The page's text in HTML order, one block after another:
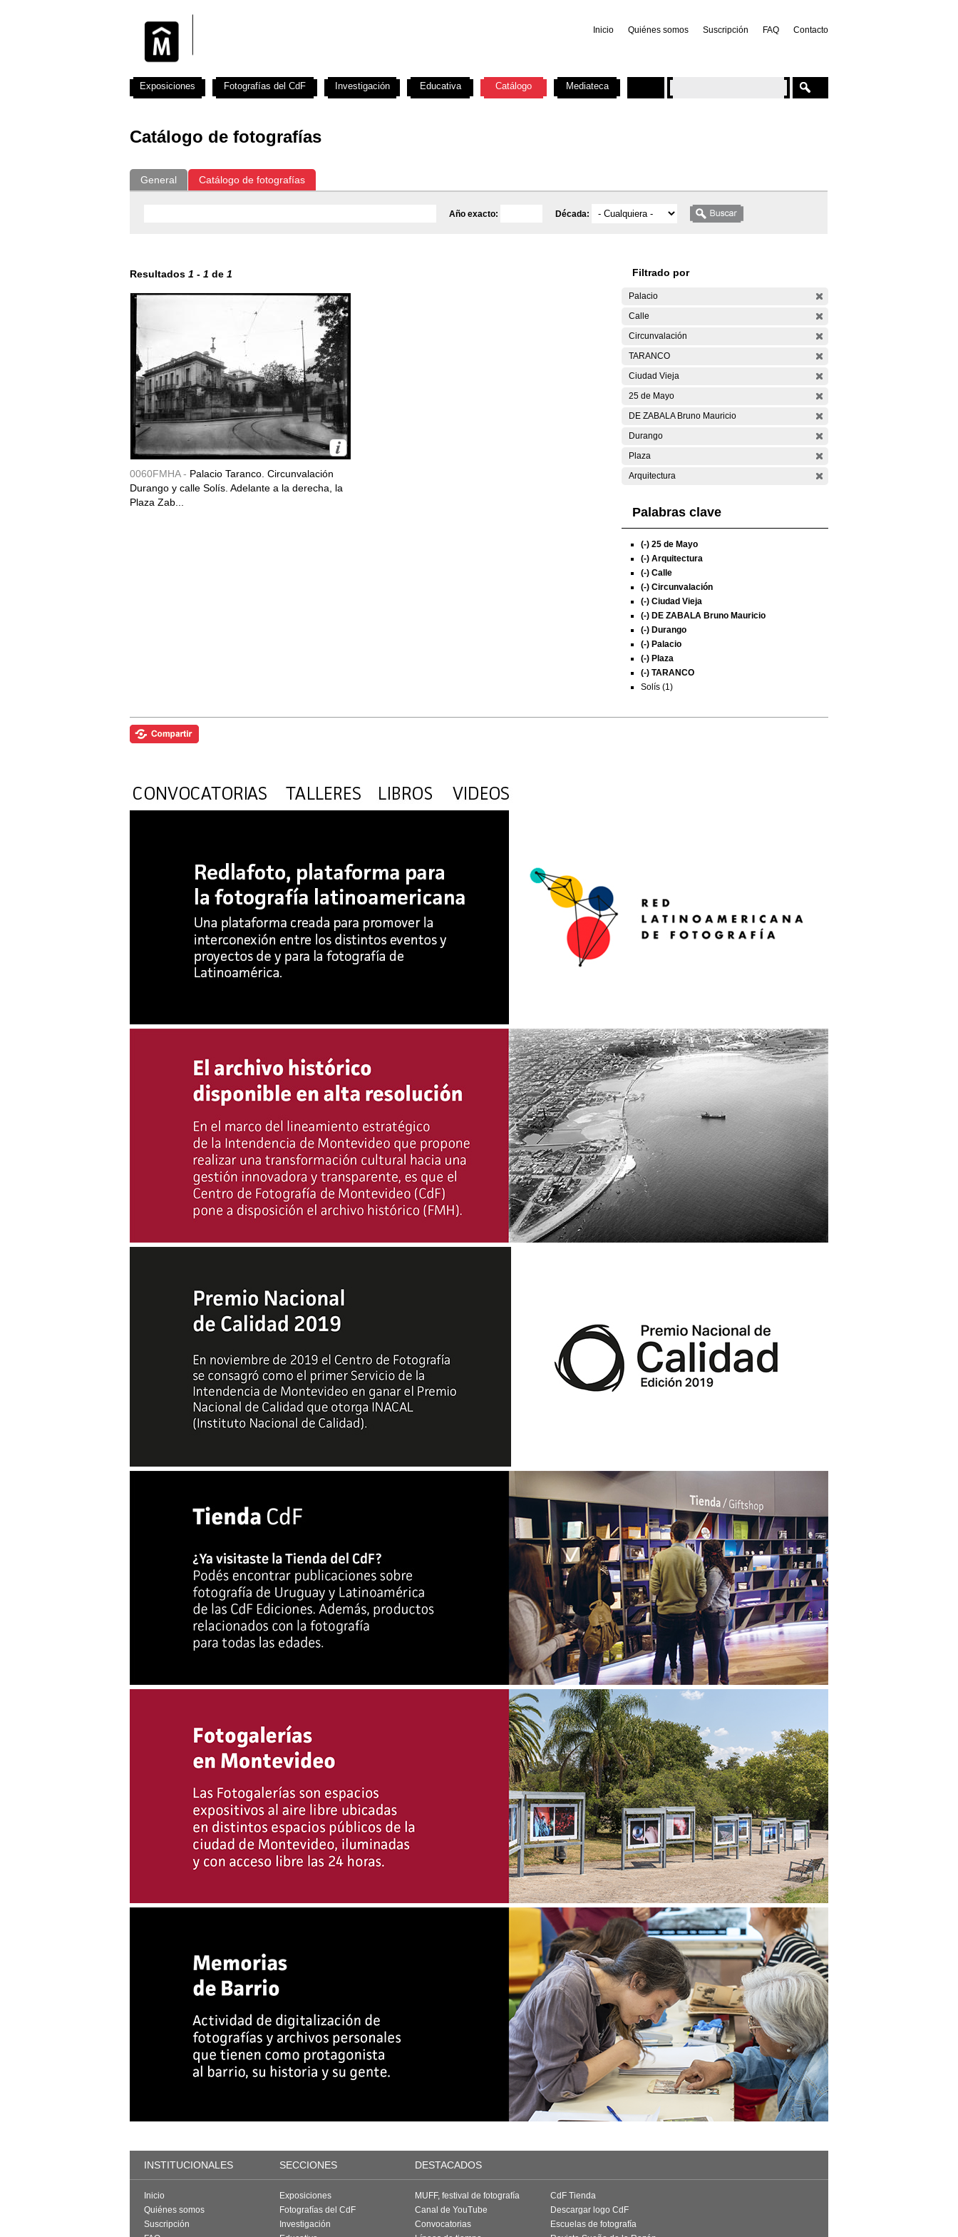
Inicio Quiénes somos Suscripción FAQ Contacto
Catálogo de fotografías
General Catálogo de fotografías
Año exacto: Década:
Resultados 1 - 1 de 1
0060FMHA - Palacio Taranco. Circunvalación
Durango y calle Solís. Adelante a la derecha, la
Plaza Zab...
Filtrado por
Palacio
Calle
Circunvalación
TARANCO
Ciudad Vieja
25 de Mayo
DE ZABALA Bruno Mauricio
Durango
Plaza
Arquitectura
Palabras clave
(-) 25 de Mayo
(-) Arquitectura
(-) Calle
(-) Circunvalación
(-) Ciudad Vieja
(-) DE ZABALA Bruno Mauricio
(-) Durango
(-) Palacio
(-) Plaza
(-) TARANCO
Solís (1)
Exposiciones Fotografías del CdF Investigación Educativa Catálogo Mediateca
INSTITUCIONALES SECCIONES DESTACADOS
Inicio
Quiénes somos
Suscripción
Exposiciones
Fotografías del CdF
Investigación
MUFF, festival de fotografía
Canal de YouTube
Convocatorias
CdF Tienda
Descargar logo CdF
Escuelas de fotografía